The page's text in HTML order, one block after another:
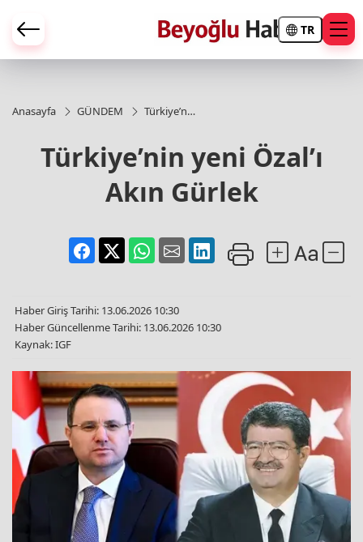
TR
Anasayfa GÜNDEM
Türkiye’nin
Gürlek
Türkiye’nin yeni Özal’ı
Akın Gürlek
Haber Giriş Tarihi: 13.06.2026 10:30
Haber Güncellenme Tarihi: 13.06.2026 10:30
Kaynak: IGF